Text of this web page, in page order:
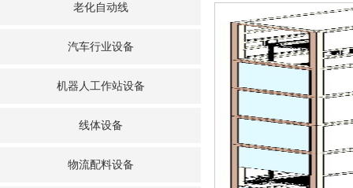
老化自动线
汽车行业设备
机器人工作站设备
线体设备
物流配料设备